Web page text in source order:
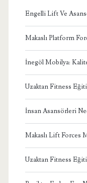
Engelli Lift Ve
Makaslı Platform
İnegöl Mobilya:
Uzaktan Fitness
İnsan Asansörleri
Makaslı Lift Forces
Uzaktan Fitness